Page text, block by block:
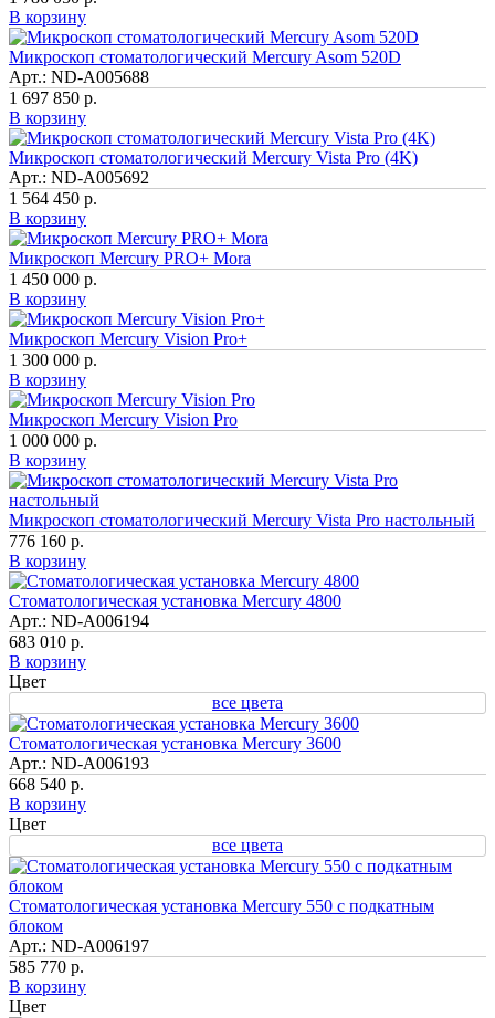
В корзину
Микроскоп стоматологический Mercury Asom 520D
Арт.: ND-A005688
1 697 850 р.
В корзину
Микроскоп стоматологический Mercury Vista Pro (4K)
Арт.: ND-A005692
1 564 450 р.
В корзину
Микроскоп Mercury PRO+ Mora
1 450 000 р.
В корзину
Микроскоп Mercury Vision Pro+
1 300 000 р.
В корзину
Микроскоп Mercury Vision Pro
1 000 000 р.
В корзину
Микроскоп стоматологический Mercury Vista Pro настольный
776 160 р.
В корзину
Стоматологическая установка Mercury 4800
Арт.: ND-A006194
683 010 р.
В корзину
Цвет
все цвета
Стоматологическая установка Mercury 3600
Арт.: ND-A006193
668 540 р.
В корзину
Цвет
все цвета
Стоматологическая установка Mercury 550 с подкатным
блоком
Арт.: ND-A006197
585 770 р.
В корзину
Цвет